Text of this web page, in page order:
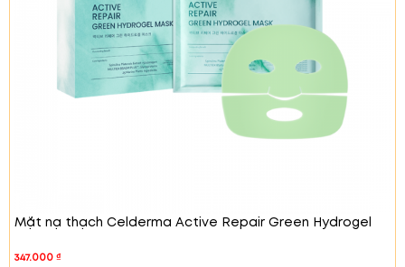
Mặt nạ thạch Celderma Active Repair Green Hydrogel
347.000₫